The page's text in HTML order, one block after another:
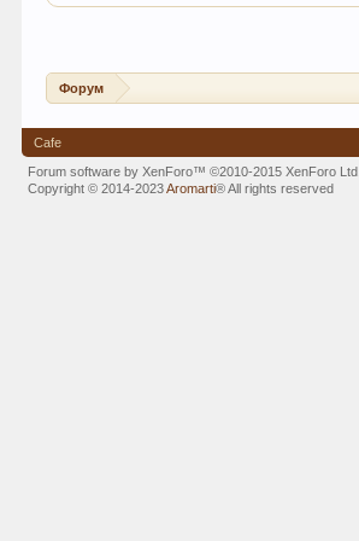
Форум
Cafe
Forum software by XenForo™©2010-2015 XenForo Ltd.
Copyright © 2014-2023Aromarti®All rights reserved